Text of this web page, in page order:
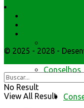
Conselhos
© 2025 - 2028 -
No Result
View All Result